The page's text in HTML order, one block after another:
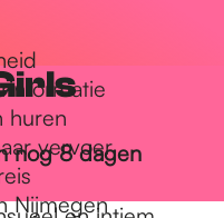
huren
vervoer
Nijmegen
nog 8 dagen